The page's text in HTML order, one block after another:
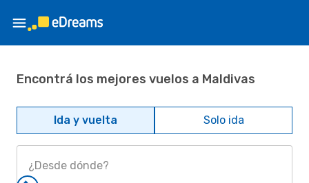
Encontrá los mejores vuelos a Maldivas
Ida y vuelta Solo ida
¿Desde dónde?